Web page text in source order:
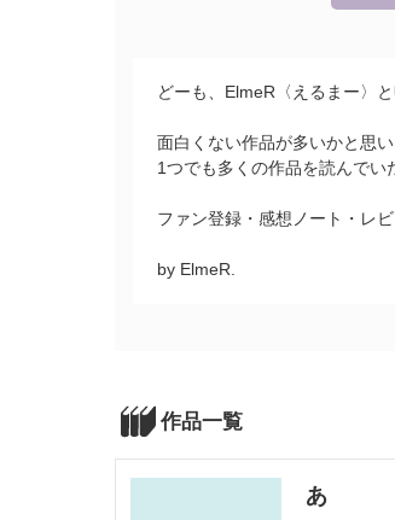
どーも、ElmeR〈えるまー〉と
面白くない作品が多いかと思い
1つでも多くの作品を読んでい
ファン登録・感想ノート・レ
by ElmeR.
作品一覧
あ